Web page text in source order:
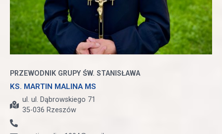
PRZEWODNIK GRUPY ŚW. STANISŁAWA
KS. MARTIN MALINA MS
ul. ul. Dąbrowskiego 71
35-036 Rzeszów